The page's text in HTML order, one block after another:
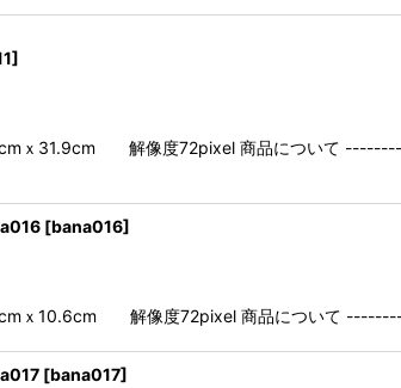
]
解像度72pixel 商品について
[bana016]
解像度72pixel 商品について
[bana017]